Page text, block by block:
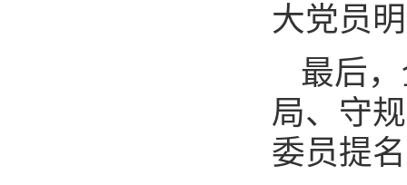
大党员
最后
局、守
委员提